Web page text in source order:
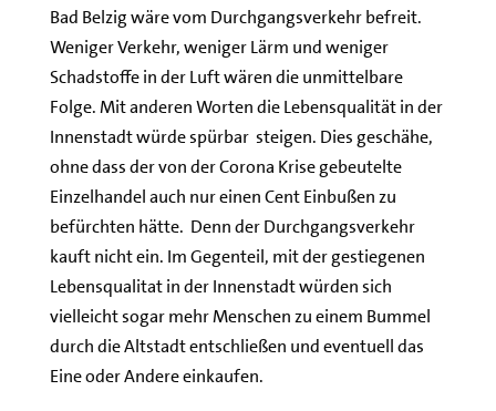
Bad Belzig wäre vom Durchgangsverkehr befreit.
Weniger Verkehr, weniger Lärm und weniger
Schadstoffe in der Luft wären die unmittelbare
Folge. Mit anderen Worten die Lebensqualität in der
Innenstadt würde spürbar steigen. Dies geschähe,
ohne dass der von der Corona Krise gebeutelte
Einzelhandel auch nur einen Cent Einbußen zu
befürchten hätte. Denn der Durchgangsverkehr
kauft nicht ein. Im Gegenteil, mit der gestiegenen
Lebensqualitat in der Innenstadt würden sich
vielleicht sogar mehr Menschen zu einem Bummel
durch die Altstadt entschließen und eventuell das
Eine oder Andere einkaufen.